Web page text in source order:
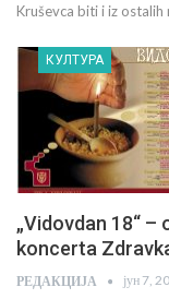
Kruševca biti i iz ostalih
КУЛТУРА
„Vidovdan 18“
koncerta
РЕДАКЦИЈА јун 7,